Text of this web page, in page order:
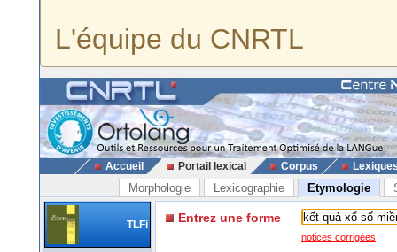
L'équipe du CNRTL
Accueil Portail lexical Corpus
Morphologie Lexicographie Etymologie
TLFi Entrez une forme
notices corrigées